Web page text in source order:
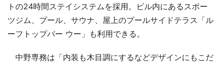
トの24時間ステイシステムを採用。ビル内にあるスポー
ツジム、プール、サウナ、屋上のプールサイドテラス「ル
ーフトップバー ウー」も利用できる。
中野専務は「内装も木目調にするなどデザインにもこだ